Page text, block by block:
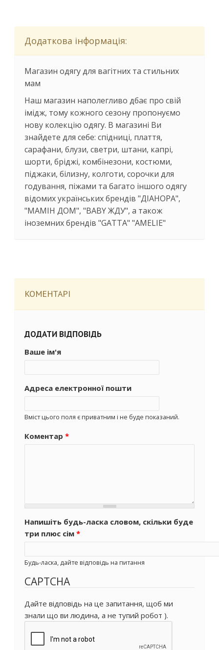
Додаткова інформація:
Магазин одягу для вагітних та стильних
мам
Наш магазин наполегливо дбає про свій
імідж, тому кожного сезону пропонуємо
нову колекцію одягу. В магазині Ви
знайдете для себе: спідниці, плаття,
сарафани, блузи, светри, штани, капрі,
шорти, бріджі, комбінезони, костюми,
піджаки, білизну, колготи, сорочки для
годування, піжами та багато іншого одягу
відомих українських брендів "ДІАНОРА",
"МАМІН ДОМ", "BABY ЖДУ", а також
іноземних брендів "GATTA" "AMELIE"
КОМЕНТАРІ
ДОДАТИ ВІДПОВІДЬ
Ваше ім'я
Адреса електронної пошти
Вміст цього поля є приватним і не буде показаний.
Коментар *
Напишіть будь-ласка словом, скільки буде
три плюс сім *
Будь-ласка, дайте відповідь на питання
CAPTCHA
Дайте відповідь на це запитання, щоб ми
знали що ви людина, а не тупий робот ).